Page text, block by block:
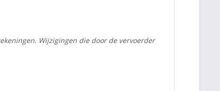
Wijzigingen die door de vervoerder